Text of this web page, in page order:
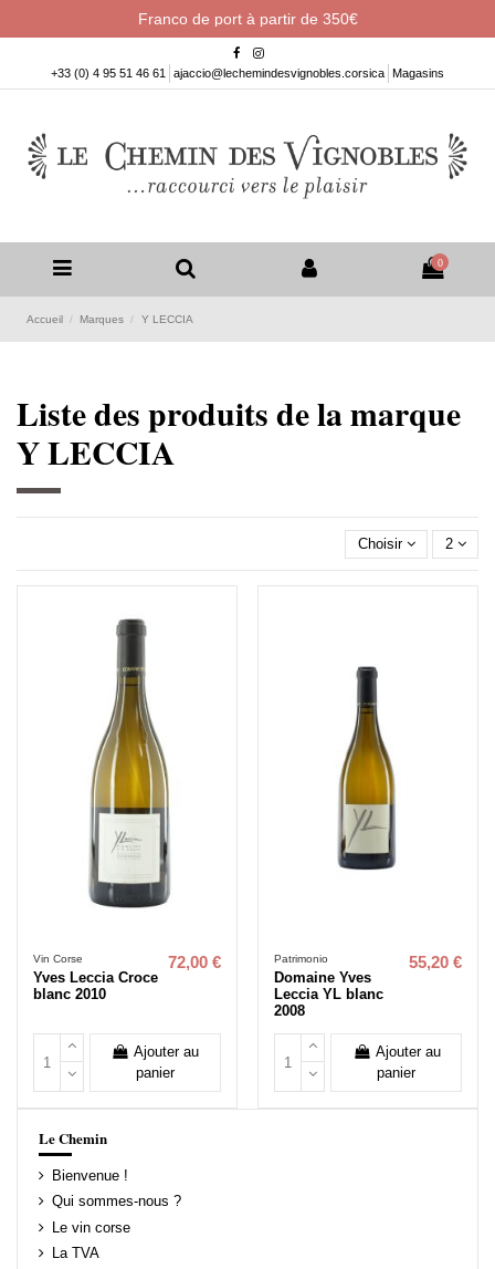
Franco de port à partir de 350€
+33 (0) 4 95 51 46 61 ajaccio@lechemindesvignobles.corsica Magasins
0
Accueil Marques Y LECCIA
Liste des produits de la marque
Y LECCIA
Choisir 2
Vin Corse
Yves Leccia Croce
blanc 2010
72,00 €
Ajouter au
panier
Patrimonio
Domaine Yves
Leccia YL blanc
2008
55,20 €
Ajouter au
panier
Le Chemin
Bienvenue !
Qui sommes-nous ?
Le vin corse
La TVA